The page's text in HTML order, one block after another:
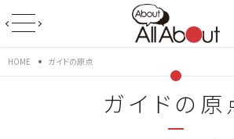
HOME ガイドの原点
ガイドの原